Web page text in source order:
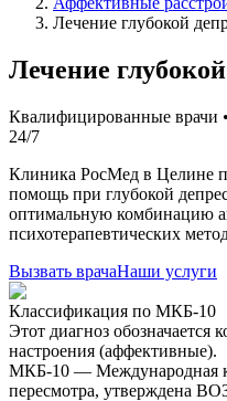
Лечение глубокой
Лечение
Квалифицированные врачи
24/7
Клиника РосМед в Целине
помощь при глубокой
оптимальную комбинацию
психотерапевтических
Вызвать врачаНаши услуги
Классификация по МКБ-10
Этот диагноз обозначается
настроения (аффективные).
МКБ-10 — Международная
пересмотра, утверждена